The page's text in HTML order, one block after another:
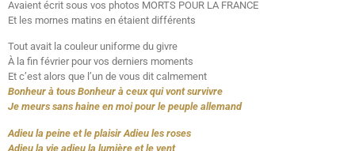
Avaient écrit sous vos photos MORTS POUR LA FRANCE
Et les mornes matins en étaient différents
Tout avait la couleur uniforme du givre
À la fin février pour vos derniers moments
Et c’est alors que l’un de vous dit calmement
Bonheur à tous Bonheur à ceux qui vont survivre
Je meurs sans haine en moi pour le peuple allemand
Adieu la peine et le plaisir Adieu les roses
Adieu la vie adieu la lumière et le vent